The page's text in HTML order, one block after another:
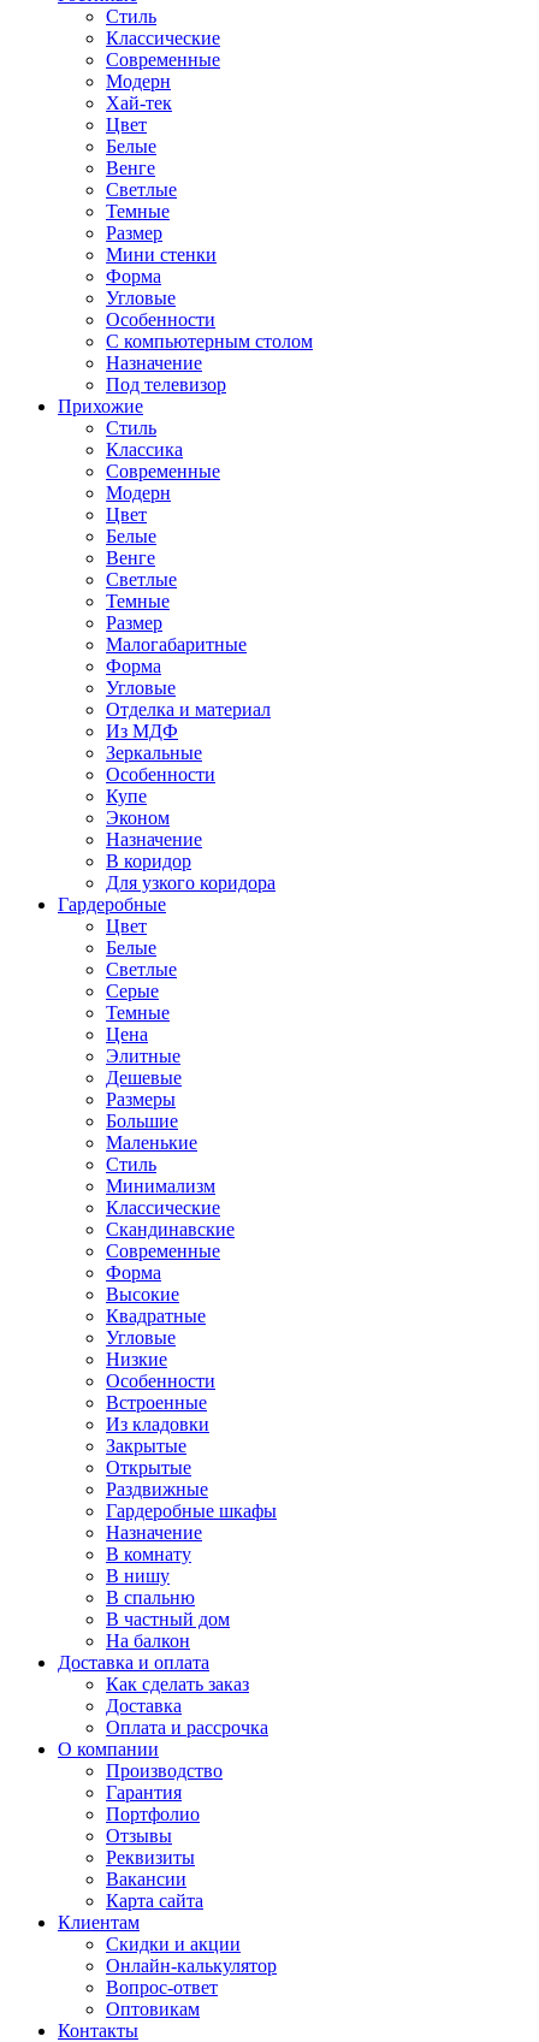
Стиль
Классические
Современные
Модерн
Хай-тек
Цвет
Белые
Венге
Светлые
Темные
Размер
Мини стенки
Форма
Угловые
Особенности
С компьютерным столом
Назначение
Под телевизор
Прихожие
Стиль
Классика
Современные
Модерн
Цвет
Белые
Венге
Светлые
Темные
Размер
Малогабаритные
Форма
Угловые
Отделка и материал
Из МДФ
Зеркальные
Особенности
Купе
Эконом
Назначение
В коридор
Для узкого коридора
Гардеробные
Цвет
Белые
Светлые
Серые
Темные
Цена
Элитные
Дешевые
Размеры
Большие
Маленькие
Стиль
Минимализм
Классические
Скандинавские
Современные
Форма
Высокие
Квадратные
Угловые
Низкие
Особенности
Встроенные
Из кладовки
Закрытые
Открытые
Раздвижные
Гардеробные шкафы
Назначение
В комнату
В нишу
В спальню
В частный дом
На балкон
Доставка и оплата
Как сделать заказ
Доставка
Оплата и рассрочка
О компании
Производство
Гарантия
Портфолио
Отзывы
Реквизиты
Вакансии
Карта сайта
Клиентам
Скидки и акции
Онлайн-калькулятор
Вопрос-ответ
Оптовикам
Контакты